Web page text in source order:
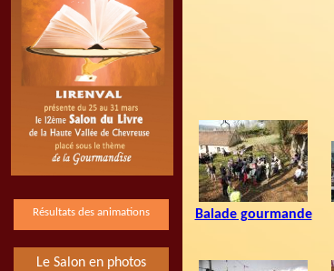
Résultats des animations
Le Salon en photos
Balade gourmande